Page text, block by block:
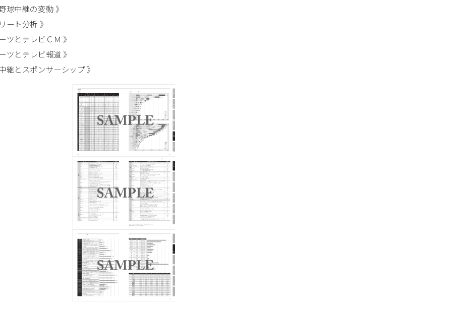
球中継の変動 》
ート分析 》
ツとテレビＣＭ 》
ツとテレビ報道 》
継とスポンサーシップ 》